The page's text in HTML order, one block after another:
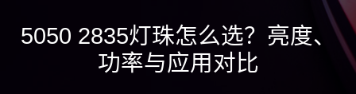
5050 2835灯珠怎么选？亮度、
功率与应用对比